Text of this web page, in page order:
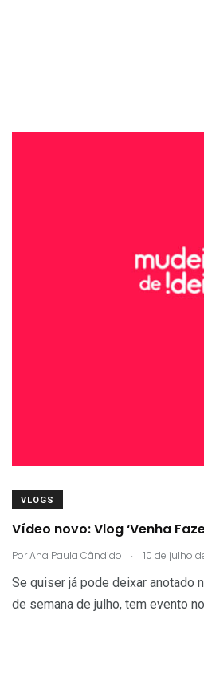
VLOGS
Vídeo novo: Vlog ‘Venha
PorAna Paula Cândido . 10 de julho
Se quiser já pode deixar anotado
de semana de julho, tem evento